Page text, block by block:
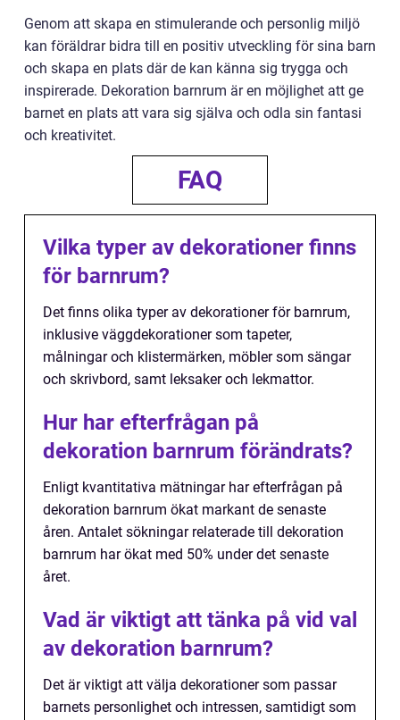
Genom att skapa en stimulerande och personlig miljö
kan föräldrar bidra till en positiv utveckling för sina barn
och skapa en plats där de kan känna sig trygga och
inspirerade. Dekoration barnrum är en möjlighet att ge
barnet en plats att vara sig själva och odla sin fantasi
och kreativitet.
FAQ
Vilka typer av dekorationer finns
för barnrum?
Det finns olika typer av dekorationer för barnrum,
inklusive väggdekorationer som tapeter,
målningar och klistermärken, möbler som sängar
och skrivbord, samt leksaker och lekmattor.
Hur har efterfrågan på
dekoration barnrum förändrats?
Enligt kvantitativa mätningar har efterfrågan på
dekoration barnrum ökat markant de senaste
åren. Antalet sökningar relaterade till dekoration
barnrum har ökat med 50% under det senaste
året.
Vad är viktigt att tänka på vid val
av dekoration barnrum?
Det är viktigt att välja dekorationer som passar
barnets personlighet och intressen, samtidigt som